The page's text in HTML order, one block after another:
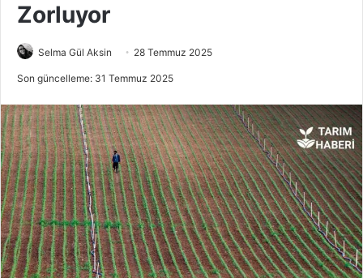
Zorluyor
Selma Gül Aksin 28 Temmuz 2025
Son güncelleme: 31 Temmuz 2025